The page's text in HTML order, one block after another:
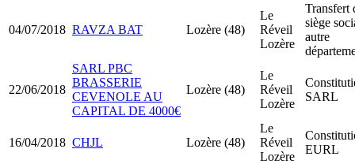
04/07/2018 RAVZA BAT Lozère (48)
Le
Réveil
Lozère
Transfert
siège
autre
22/06/2018
SARL PBC
BRASSERIE
CEVENOLE AU
CAPITAL DE 4000€
Lozère (48)
Le
Réveil
Lozère
SARL
16/04/2018 CHJL Lozère (48)
Le
Réveil
Lozère
EURL